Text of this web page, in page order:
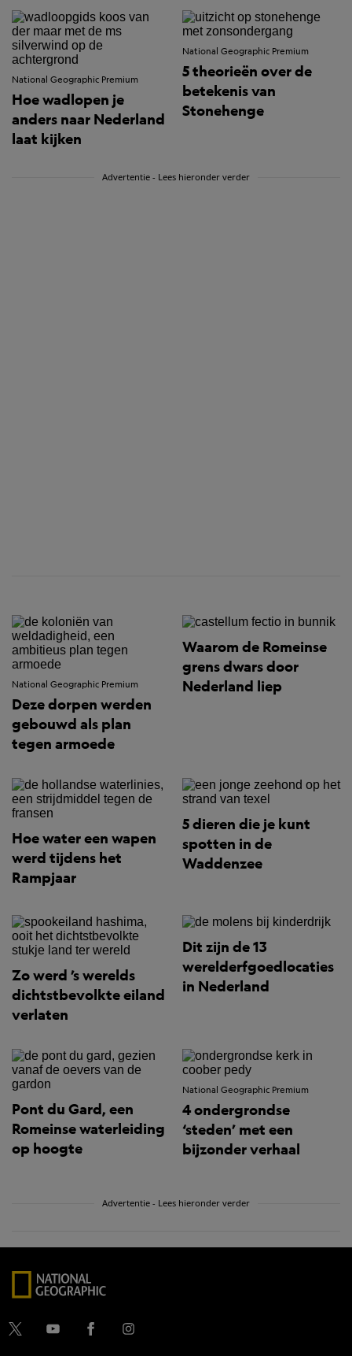
National Geographic Premium
Hoe wadlopen je
anders naar Nederland
laat kijken
National Geographic Premium
5 theorieën over de
betekenis van
Stonehenge
Advertentie - Lees hieronder verder
National Geographic Premium
Deze dorpen werden
gebouwd als plan
tegen armoede
Waarom de Romeinse
grens dwars door
Nederland liep
Hoe water een wapen
werd tijdens het
Rampjaar
5 dieren die je kunt
spotten in de
Waddenzee
Zo werd ’s werelds
dichtstbevolkte eiland
verlaten
Dit zijn de 13
werelderfgoedlocaties
in Nederland
Pont du Gard, een
Romeinse waterleiding
op hoogte
National Geographic Premium
4 ondergrondse
‘steden’ met een
bijzonder verhaal
Advertentie - Lees hieronder verder